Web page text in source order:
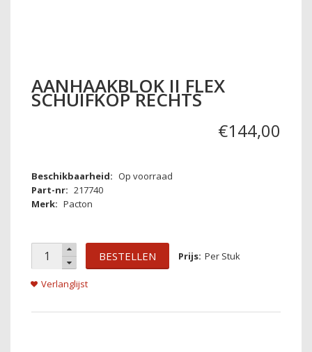
AANHAAKBLOK II FLEX
SCHUIFKOP RECHTS
€144,00
Beschikbaarheid: Op voorraad
Part-nr: 217740
Merk: Pacton
BESTELLEN Per Stuk
Verlanglijst